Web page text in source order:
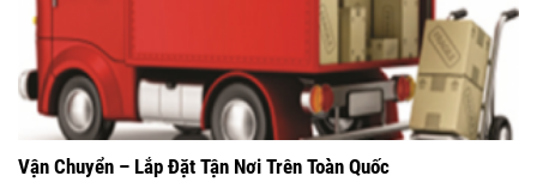
Vận Chuyển – Lắp Đặt Tận Nơi Trên Toàn Quốc